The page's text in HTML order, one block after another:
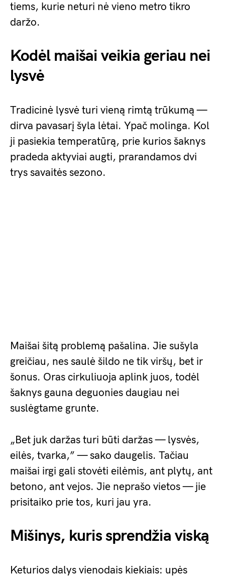
tiems, kurie neturi nė vieno metro tikro
daržo.
Kodėl maišai veikia geriau nei
lysvė
Tradicinė lysvė turi vieną rimtą trūkumą —
dirva pavasarį šyla lėtai. Ypač molinga. Kol
ji pasiekia temperatūrą, prie kurios šaknys
pradeda aktyviai augti, prarandamos dvi
trys savaitės sezono.
Maišai šitą problemą pašalina. Jie sušyla
greičiau, nes saulė šildo ne tik viršų, bet ir
šonus. Oras cirkuliuoja aplink juos, todėl
šaknys gauna deguonies daugiau nei
suslėgtame grunte.
„Bet juk daržas turi būti daržas — lysvės,
eilės, tvarka,” — sako daugelis. Tačiau
maišai irgi gali stovėti eilėmis, ant plytų, ant
betono, ant vejos. Jie neprašo vietos — jie
prisitaiko prie tos, kuri jau yra.
Mišinys, kuris sprendžia viską
Keturios dalys vienodais kiekiais: upės